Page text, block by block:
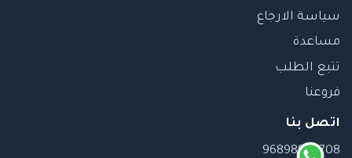
سياسة الارجاع
مساعدة
تتبع الطلب
فروعنا
اتصل بنا
96898989708